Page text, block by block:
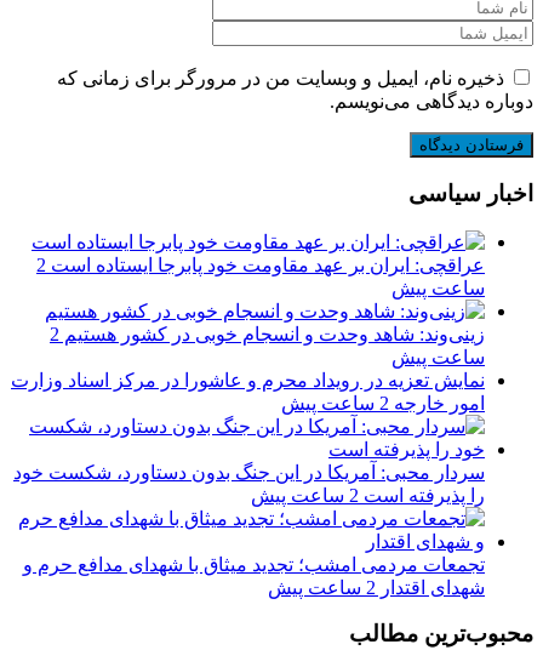
ذخیره نام، ایمیل و وبسایت من در مرورگر برای زمانی که
دوباره دیدگاهی می‌نویسم.
اخبار سیاسی
عراقچی: ایران بر عهد مقاومت خود پابرجا ایستاده است 2
ساعت پیش
زینی‌وند: شاهد وحدت و انسجام خوبی در کشور هستیم 2
ساعت پیش
نمایش تعزیه در رویداد محرم و عاشورا در مرکز اسناد وزارت
امور خارجه 2 ساعت پیش
سردار محبی: آمریکا در این جنگ بدون دستاورد، شکست خود
را پذیرفته است 2 ساعت پیش
تجمعات مردمی امشب؛ تجدید میثاق با شهدای مدافع حرم و
شهدای اقتدار 2 ساعت پیش
محبوب‌ترین مطالب